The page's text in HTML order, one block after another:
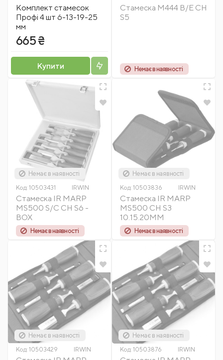
Комплект стамесок
Профі 4 шт 6-13-19-25
мм
665 ₴
Купити
Стамеска M444 B/E CH
S5
Немає в наявності
Немає в наявності
Код: 10503431 IRWIN
Стамеска IR MARP
MS500 S/C CH S6 -
BOX
Немає в наявності
Немає в наявності
Код: 10503836 IRWIN
Стамеска IR MARP
MS500 CH S3
10.15.20MM
Немає в наявності
Немає в наявності
Код: 10503429 IRWIN
Немає в наявності
Код: 10503876 IRWIN